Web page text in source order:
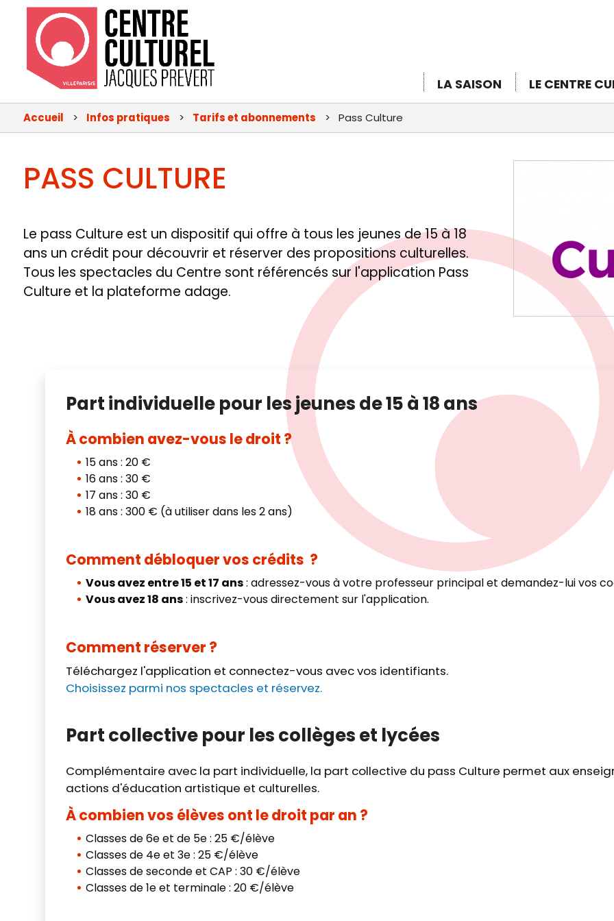
Menu
principal
-
LA SAISON LE CENTRE
Accueil Infos pratiques Tarifs et abonnements Pass Culture
PASS CULTURE
Le pass Culture est un dispositif qui offre à tous les jeunes de 15 à 18
ans un crédit pour découvrir et réserver des propositions culturelles.
Tous les spectacles du Centre sont référencés sur l'application Pass
Culture et la plateforme adage.
Part individuelle pour les jeunes de 15 à 18 ans
À combien avez-vous le droit ?
15 ans : 20 €
16 ans : 30 €
17 ans : 30 €
18 ans : 300 € (à utiliser dans les 2 ans)
Comment débloquer vos crédits ?
Vous avez entre 15 et 17 ans: adressez-vous à votre professeur principal et demandez-lui vos
Vous avez 18 ans: inscrivez-vous directement sur l'application.
Comment réserver ?
Téléchargez l'application et connectez-vous avec vos identifiants.
Choisissez parmi nos spectacles et réservez.
Part collective pour les collèges et lycées
Complémentaire avec la part individuelle, la part collective du pass Culture permet aux
actions d'éducation artistique et culturelles.
À combien vos élèves ont le droit par an ?
Classes de 6e et de 5e : 25 €/élève
Classes de 4e et 3e : 25 €/élève
Classes de seconde et CAP : 30 €/élève
Classes de 1e et terminale : 20 €/élève